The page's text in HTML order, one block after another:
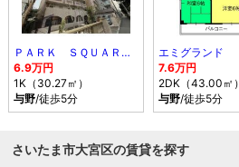
ＰＡＲＫ ＳＱＵＡＲＥ与野
6.9万円
1K（30.27㎡）
与野/徒歩5分
エミグランド
7.6万円
2DK（43.00㎡）
与野/徒歩5分
さいたま市大宮区の賃貸を探す